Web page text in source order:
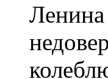
Ленина